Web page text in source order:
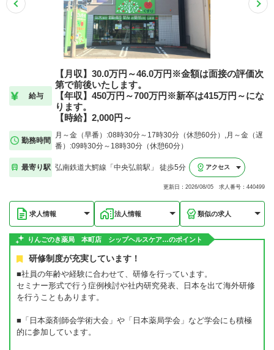
給与
【月収】30.0万円～46.0万円※金額は面接の評価次
第で前後いたします。
【年収】450万円～700万円※新卒は415万円～にな
ります。
【時給】2,000円～
勤務時間
月～金（早番）:08時30分～17時30分（休憩60分）,月～金（遅
番）:09時30分～18時30分（休憩60分）
最寄り駅 弘南鉄道大鰐線「中央弘前駅」 徒歩5分 アクセス
更新日：2026/08/05 求人番号：440499
求人情報 法人情報 類似の求人
りんごのき薬局 本町店 シップヘルスケア…のポイント
研修制度が充実しています！
■社員の年齢や経験に合わせて、研修を行っています。
セミナー形式で行う症例検討や社内研究発表、日本を出て海外研修
を行うこともあります。
■「日本薬剤師会学術大会」や「日本薬局学会」など学会にも積極
的に参加しています。